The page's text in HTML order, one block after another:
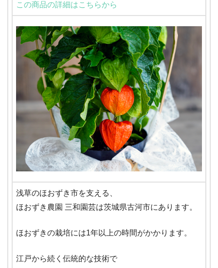
この商品の詳細はこちらから
浅草のほおずき市を支える、
ほおずき農園 三和園芸は茨城県古河市にあります。
ほおずきの栽培には1年以上の時間がかかります。
江戸から続く伝統的な技術で